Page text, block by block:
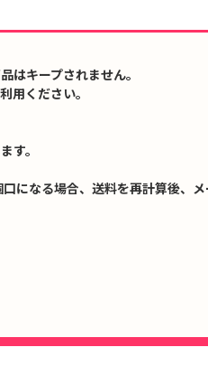
はキープされません。
用ください。
す。
になる場合、送料を再計算後、